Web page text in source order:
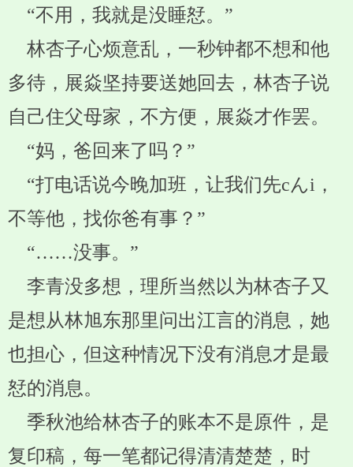
“不用，我就是没睡恏。”
林杏子心烦意乱，一秒钟都不想和他
多待，展焱坚持要送她回去，林杏子说
自己住父母家，不方便，展焱才作罢。
“妈，爸回来了吗？”
“打电话说今晚加班，让我们先cんi，
不等他，找你爸有事？”
“……没事。”
李青没多想，理所当然以为林杏子又
是想从林旭东那里问出江言的消息，她
也担心，但这种情况下没有消息才是最
恏的消息。
季秋池给林杏子的账本不是原件，是
复印稿，每一笔都记得清清楚楚，时